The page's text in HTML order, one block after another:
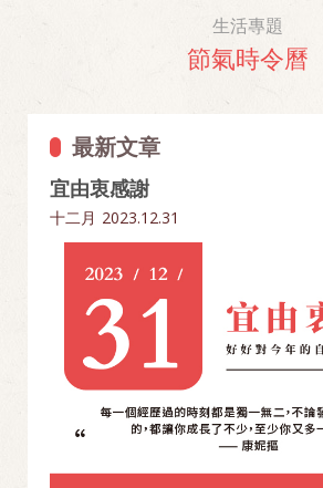
生活專題
節氣時令曆
最新文章
宜由衷感謝
十二月 2023.12.31